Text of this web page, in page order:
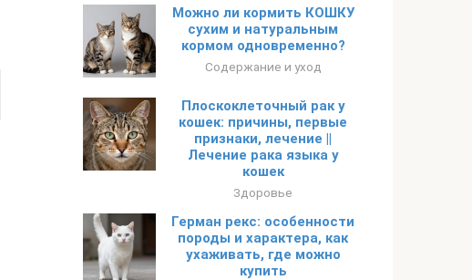
Можно ли кормить КОШКУ
сухим и натуральным
кормом одновременно?
Содержание и уход
Плоскоклеточный рак у
кошек: причины, первые
признаки, лечение ||
Лечение рака языка у
кошек
Здоровье
Герман рекс: особенности
породы и характера, как
ухаживать, где можно
купить